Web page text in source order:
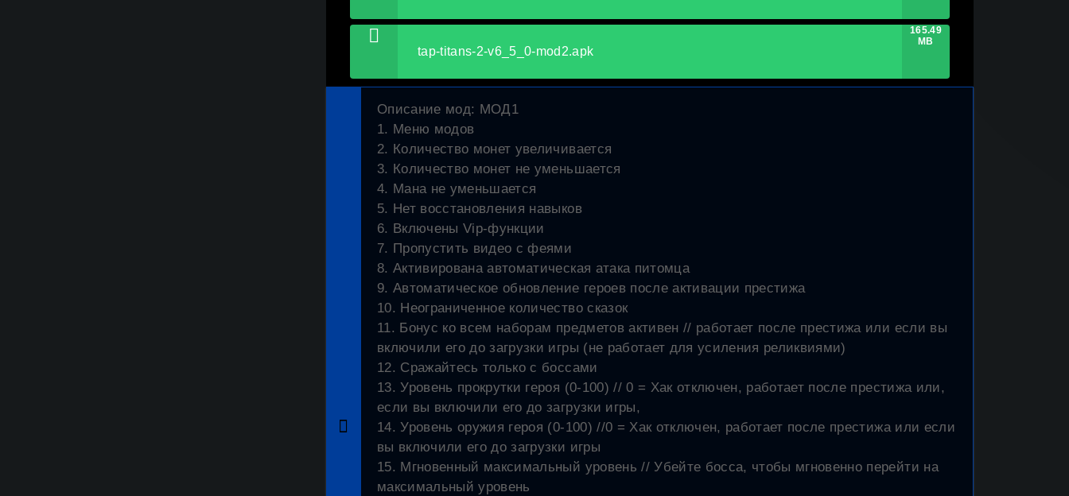
tap-titans-2-v6_5_0-mod2.apk
165.49
MB
Описание мод: МОД1
1. Меню модов
2. Количество монет увеличивается
3. Количество монет не уменьшается
4. Мана не уменьшается
5. Нет восстановления навыков
6. Включены Vip-функции
7. Пропустить видео с феями
8. Активирована автоматическая атака питомца
9. Автоматическое обновление героев после активации престижа
10. Неограниченное количество сказок
11. Бонус ко всем наборам предметов активен // работает после престижа или если вы
включили его до загрузки игры (не работает для усиления реликвиями)
12. Сражайтесь только с боссами
13. Уровень прокрутки героя (0-100) // 0 = Хак отключен, работает после престижа или,
если вы включили его до загрузки игры,
14. Уровень оружия героя (0-100) //0 = Хак отключен, работает после престижа или если
вы включили его до загрузки игры
15. Мгновенный максимальный уровень // Убейте босса, чтобы мгновенно перейти на
максимальный уровень